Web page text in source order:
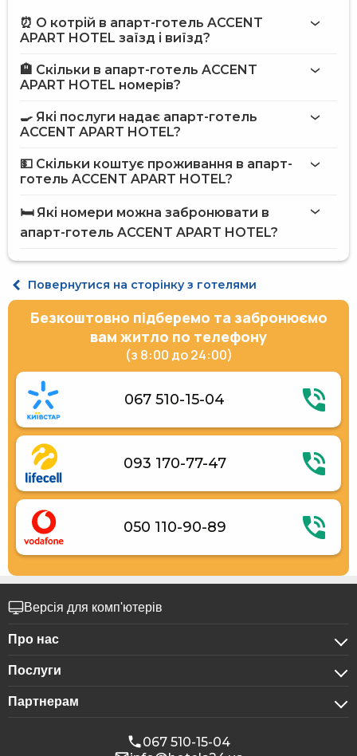
⏰ О котрій в апарт-готель ACCENT
APART HOTEL заїзд і виїзд?
Більше інформації про Апарт-готель ACCENT APART
🏨 Скільки в апарт-готель ACCENT
APART HOTEL номерів?
🍳 Які послуги надає апарт-готель
ACCENT APART HOTEL?
Автостоянка
Пральня
Обслуговування номерів
Доставка їжі та напоїв в номер
Вулична парковка
Сейф на рецепції
Послуги по прасуванню одягу
Щоденне прибирання номера
Персонал розмовляє англійською мовою
Ліфт
Укриття в готелі
Прибирання номерів за запитом
💵 Скільки коштує проживання в апарт-
готель ACCENT APART HOTEL?
на сайті Hotels24.ua
🛏️ Які номери можна забронювати в
апарт-готель ACCENT APART HOTEL?
Суперіор двомісний Apartment Superior
Повернутися на сторінку з готелями
Безкоштовно підберемо та забронюємо
вам житло по телефону
(з 8:00 до 24:00)
067 510-15-04
093 170-77-47
050 110-90-89
Версія для комп'ютерів
Про нас
Про компанію
Конфіденційність
Послуги
Для бізнес-клієнтів
Бронювання для груп
Партнерам
067 510-15-04